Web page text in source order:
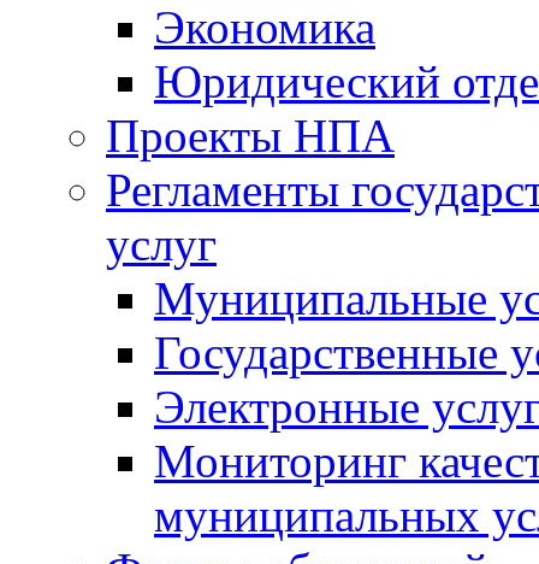
Экономика
Юридический
Проекты НПА
Регламенты
услуг
Муниципальные
Государственные
Электронные
Мониторинг
муниципальных